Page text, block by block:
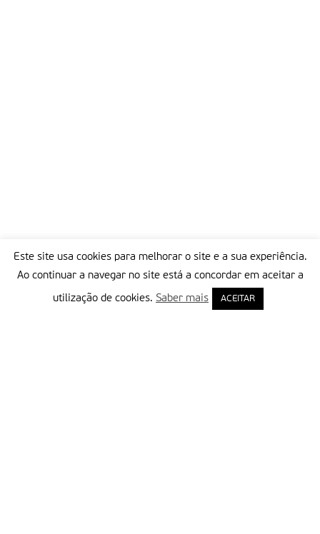
Este site usa cookies para melhorar o site e a sua experiência.
Ao continuar a navegar no site está a concordar em aceitar a
utilização de cookies. Saber mais ACEITAR